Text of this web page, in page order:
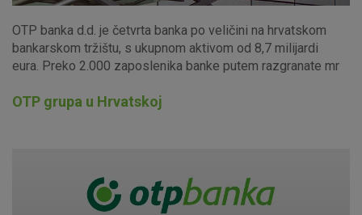
OTP banka d.d. je četvrta banka po veličini na hrvatskom
bankarskom tržištu, s ukupnom aktivom od 8,7 milijardi
eura. Preko 2.000 zaposlenika banke putem razgranate mr
OTP grupa u Hrvatskoj